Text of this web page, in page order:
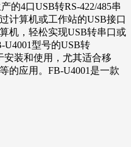
的4口USB转RS-422/485串
计算机或工作站的USB接口
机，轻松实现USB转串口或
U4001型号的USB转
安装和使用，尤其适合移
的应用。FB-U4001是一款